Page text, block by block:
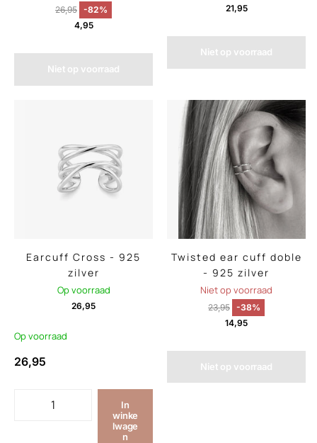
26,95 -82%
4,95
Niet op voorraad
21,95
Niet op voorraad
Earcuff Cross - 925
zilver
Op voorraad
26,95
Op voorraad
26,95
In
winke
lwage
n
Twisted ear cuff doble
- 925 zilver
Niet op voorraad
23,95 -38%
14,95
Niet op voorraad